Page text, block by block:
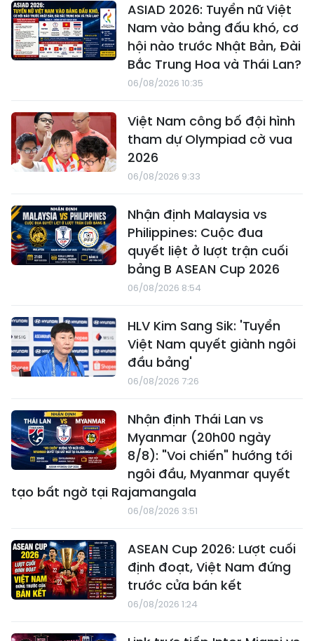
ASIAD 2026: Tuyển nữ Việt
Nam vào bảng đấu khó, cơ
hội nào trước Nhật Bản, Đài
Bắc Trung Hoa và Thái Lan?
06/08/2026 10:35
Việt Nam công bố đội hình
tham dự Olympiad cờ vua
2026
06/08/2026 9:33
Nhận định Malaysia vs
Philippines: Cuộc đua
quyết liệt ở lượt trận cuối
bảng B ASEAN Cup 2026
06/08/2026 8:54
HLV Kim Sang Sik: 'Tuyển
Việt Nam quyết giành ngôi
đầu bảng'
06/08/2026 7:26
Nhận định Thái Lan vs
Myanmar (20h00 ngày
8/8): "Voi chiến" hướng tới
ngôi đầu, Myanmar quyết
tạo bất ngờ tại Rajamangala
06/08/2026 3:51
ASEAN Cup 2026: Lượt cuối
định đoạt, Việt Nam đứng
trước cửa bán kết
06/08/2026 1:24